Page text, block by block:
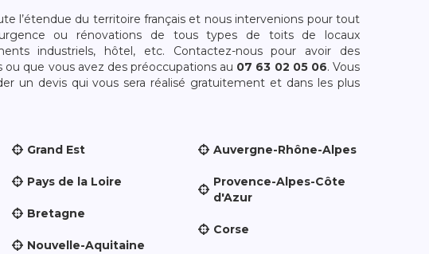
l’étendue du territoire français et nous intervenions pour tout
ou rénovations de tous types de toits de locaux
industriels, hôtel, etc. Contactez-nous pour avoir des
ou que vous avez des préoccupations au 07 63 02 05 06. Vous
un devis qui vous sera réalisé gratuitement et dans les plus
Grand Est
Pays de la Loire
Bretagne
Nouvelle-Aquitaine
Auvergne-Rhône-Alpes
Provence-Alpes-Côte
d'Azur
Corse